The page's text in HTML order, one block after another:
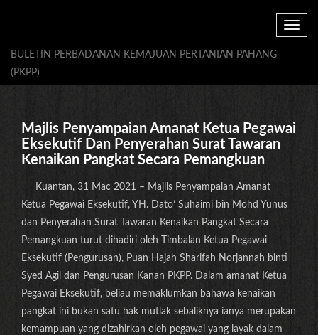
Toggle
BULETIN PERBADANAN KEMAJUAN PERTANIAN PAHANG
(PKPP)
Majlis Penyampaian Amanat Ketua Pegawai
Eksekutif Dan Penyerahan Surat Tawaran
Kenaikan Pangkat Secara Pemangkuan
Kuantan, 31 Mac 2021 – Majlis Penyampaian Amanat
Ketua Pegawai Eksekutif, YH. Dato’ Suhaimi bin Mohd Yunus
dan Penyerahan Surat Tawaran Kenaikan Pangkat Secara
Pemangkuan turut dihadiri oleh Timbalan Ketua Pegawai
Eksekutif (Pengurusan), Puan Hajah Sharifah Norjannah binti
Syed Agil dan Pengurusan Kanan PKPP. Dalam amanat Ketua
Pegawai Eksekutif, beliau memaklumkan bahawa kenaikan
pangkat ini bukan satu hak mutlak sebaliknya ianya merupakan
kemampuan yang dizahirkan oleh pegawai yang layak dalam